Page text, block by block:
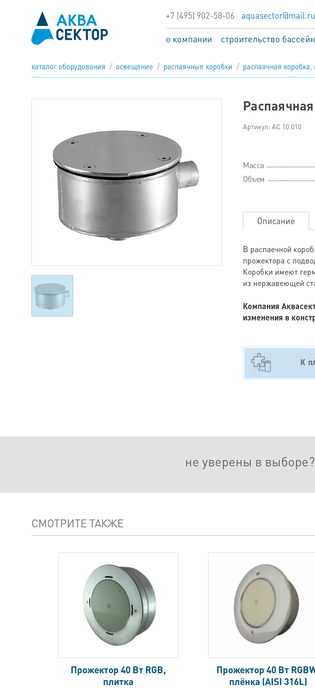
+7 (495) 902-58-06 aquasector@mail.ru
о компании строительство
каталог оборудования освещение распаячные коробки распаячная коробка,
Артикул: АС 10.010
Масса
Объем
Описание
В распаечной
прожектора с
Коробки имеют
из нержавеющей
Компания
изменения в
К
не уверены в выборе?
СМОТРИТЕ ТАКЖЕ
Прожектор 40 Вт RGВ,
плитка
Прожектор 40 Вт
плёнка (AISI 316L)